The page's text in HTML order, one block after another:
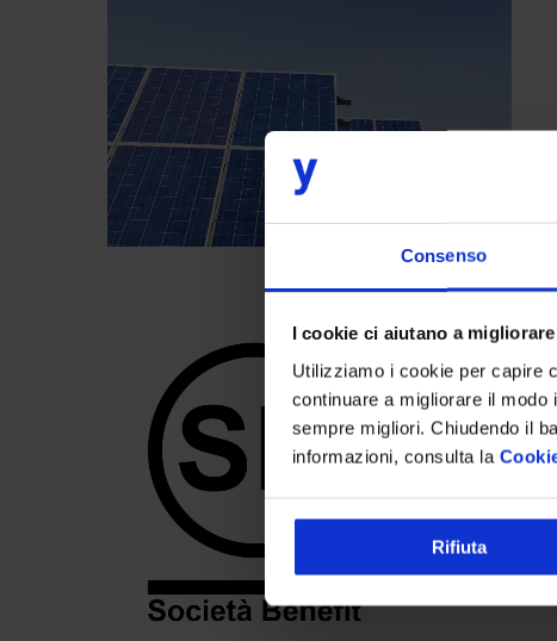
Consenso
I cookie ci aiutano a
Utilizziamo i cookie per capire
continuare a migliorare il
sempre migliori. Chiudendo il
informazioni, consulta la
Rifiuta